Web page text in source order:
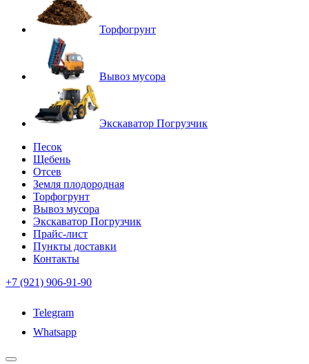
Торфогрунт
Вывоз мусора
Экскаватор Погрузчик
Песок
Щебень
Отсев
Земля плодородная
Торфогрунт
Вывоз мусора
Экскаватор Погрузчик
Прайс-лист
Пункты доставки
Контакты
+7 (921) 906-91-90
Telegram
Whatsapp